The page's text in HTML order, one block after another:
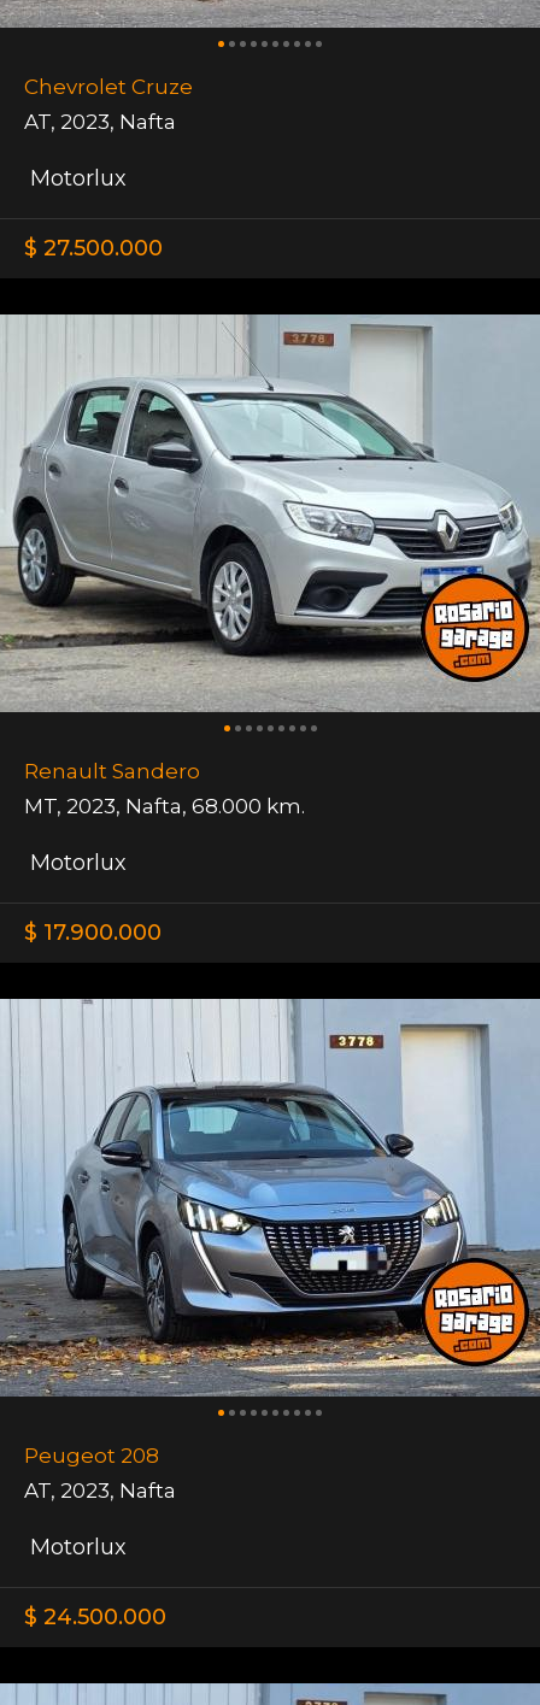
Chevrolet Cruze
AT, 2023, Nafta
Motorlux
$ 27.500.000
Renault Sandero
MT, 2023, Nafta, 68.000 km.
Motorlux
$ 17.900.000
Peugeot 208
AT, 2023, Nafta
Motorlux
$ 24.500.000